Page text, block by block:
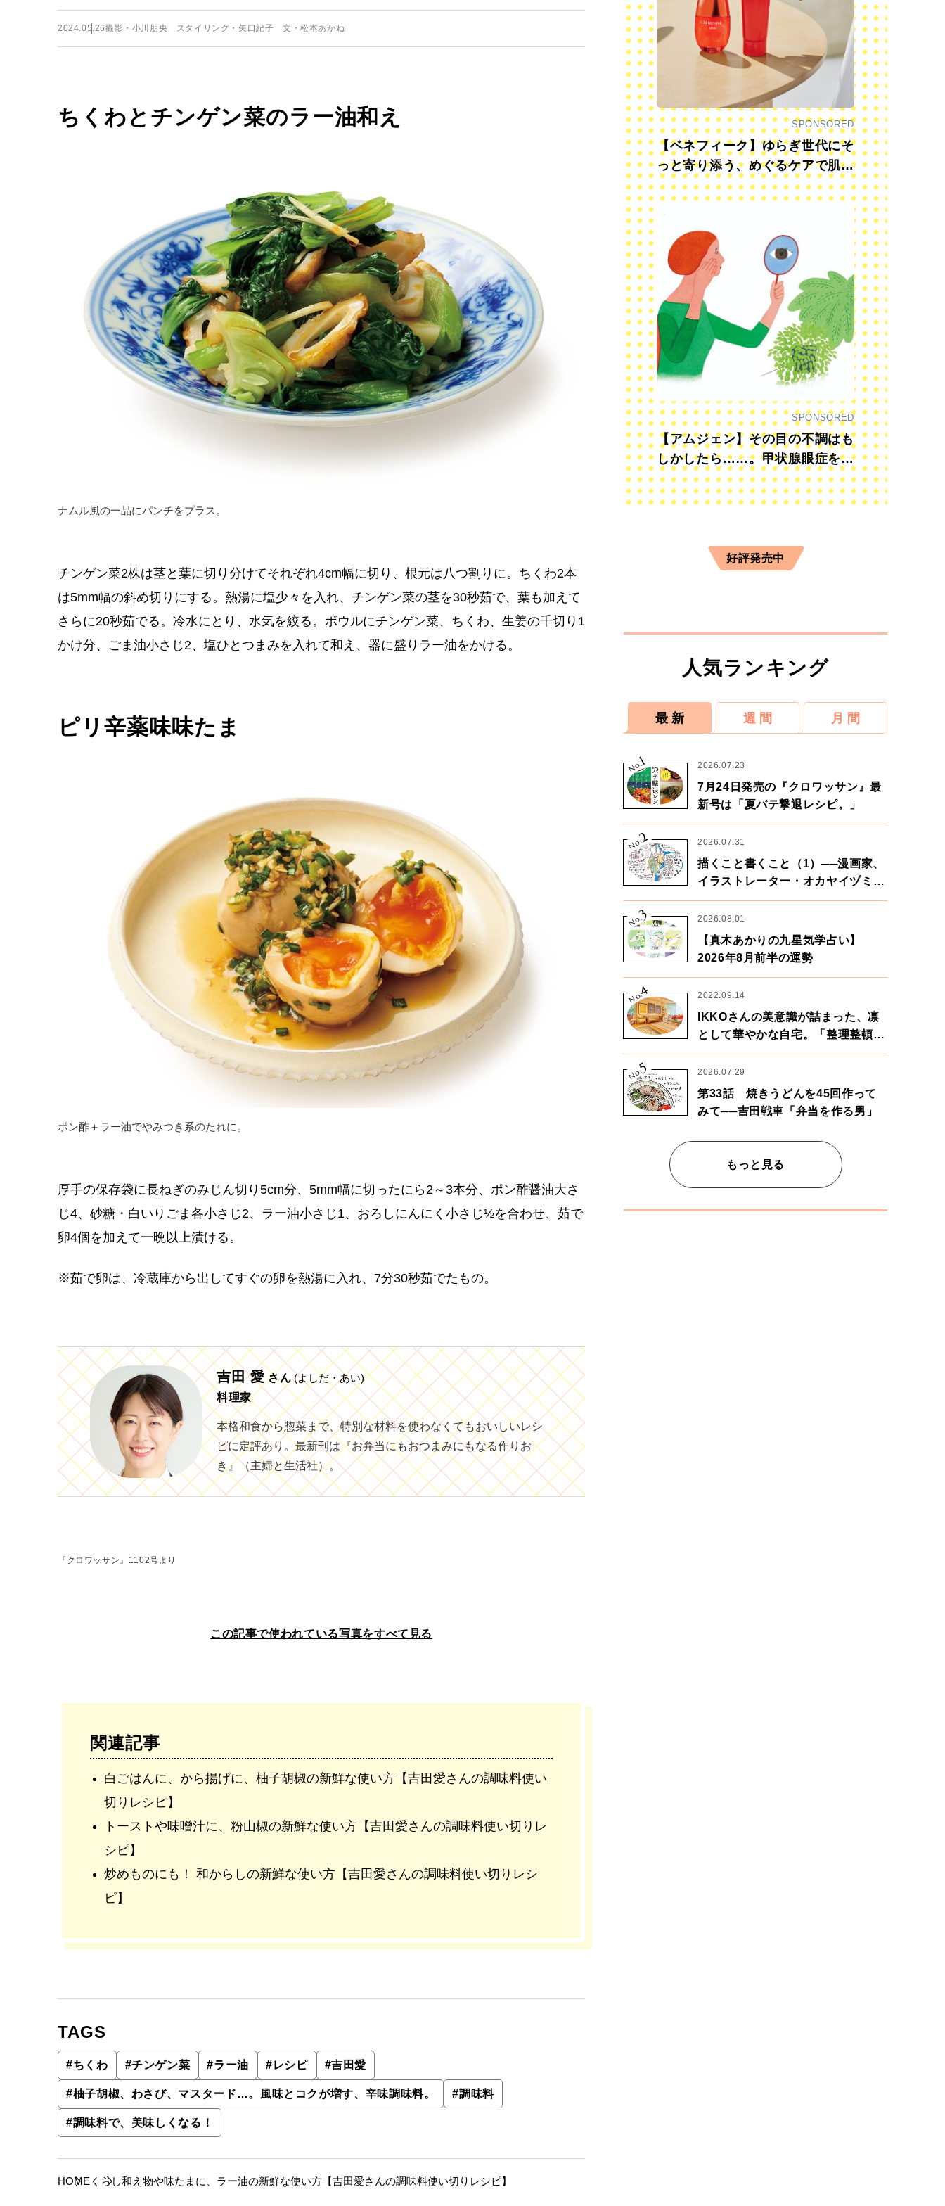
2024.05.26撮影・小川朋央 スタイリング・矢口紀子 文・松本あかね
ちくわとチンゲン菜のラー油和え
ナムル風の一品にパンチをプラス。
チンゲン菜2株は茎と葉に切り分けてそれぞれ4cm幅に切り、根元は八つ割りに。ちくわ2本
は5mm幅の斜め切りにする。熱湯に塩少々を入れ、チンゲン菜の茎を30秒茹で、葉も加えて
さらに20秒茹でる。冷水にとり、水気を絞る。ボウルにチンゲン菜、ちくわ、生姜の千切り1
かけ分、ごま油小さじ2、塩ひとつまみを入れて和え、器に盛りラー油をかける。
ピリ辛薬味味たま
ポン酢＋ラー油でやみつき系のたれに。
厚手の保存袋に長ねぎのみじん切り5cm分、5mm幅に切ったにら2～3本分、ポン酢醤油大さ
じ4、砂糖・白いりごま各小さじ2、ラー油小さじ1、おろしにんにく小さじ½を合わせ、茹で
卵4個を加えて一晩以上漬ける。
※茹で卵は、冷蔵庫から出してすぐの卵を熱湯に入れ、7分30秒茹でたもの。
吉田 愛 さん (よしだ・あい)
料理家
本格和食から惣菜まで、特別な材料を使わなくてもおいしいレシ
ピに定評あり。最新刊は『お弁当にもおつまみにもなる作りお
き』（主婦と生活社）。
『クロワッサン』1102号より
この記事で使われている写真をすべて見る
関連記事
白ごはんに、から揚げに、柚子胡椒の新鮮な使い方【吉田愛さんの調味料使い
切りレシピ】
トーストや味噌汁に、粉山椒の新鮮な使い方【吉田愛さんの調味料使い切りレ
シピ】
炒めものにも！ 和からしの新鮮な使い方【吉田愛さんの調味料使い切りレシ
ピ】
TAGS
#ちくわ #チンゲン菜 #ラー油 #レシピ #吉田愛
#柚子胡椒、わさび、マスタード…。風味とコクが増す、辛味調味料。 #調味料
#調味料で、美味しくなる！
HOME くらし和え物や味たまに、ラー油の新鮮な使い方【吉田愛さんの調味料使い切りレシピ】
SPONSORED
【ベネフィーク】ゆらぎ世代にそ
っと寄り添う、めぐるケアで肌も
心も前向きに
SPONSORED
【アムジェン】その目の不調はも
しかしたら……。甲状腺眼症を知
っていますか？
好評発売中
人気ランキング
最 新 週 間 月 間
No.
1 2026.07.23
7月24日発売の『クロワッサン』最
新号は「夏バテ撃退レシピ。」
No.2 2026.07.31
描くこと書くこと（1）──漫画家、
イラストレーター・オカヤイヅミさ
ん×漫画家・鶴谷香央理さん
No.
3 2026.08.01
【真木あかりの九星気学占い】
2026年8月前半の運勢
No.
4 2022.09.14
IKKOさんの美意識が詰まった、凛
として華やかな自宅。「整理整頓は
心のリズムが乱されないための作
業」。
No.
5 2026.07.29
第33話 焼きうどんを45回作って
みて──吉田戦車「弁当を作る男」
もっと見る